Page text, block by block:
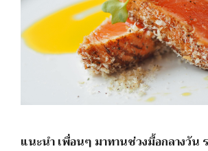
แนะนำ เพื่อนๆ มาทานช่วงมื้อกลางวัน